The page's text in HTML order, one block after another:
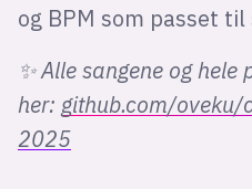
og BPM som passet til
✨ Alle sangene og hele
her: github.com/oveku/
2025